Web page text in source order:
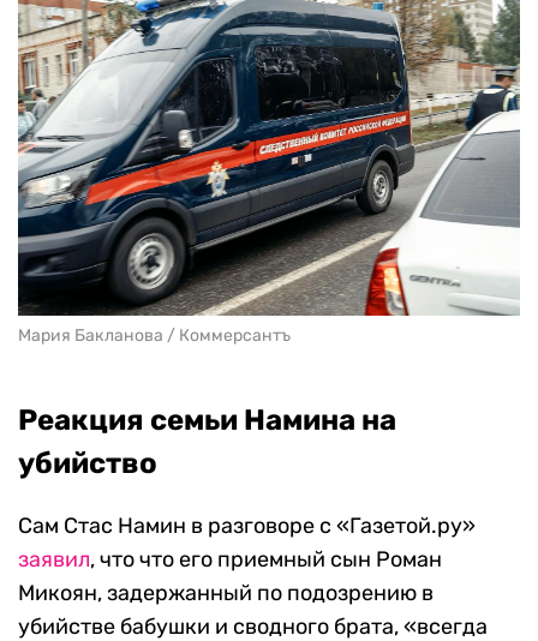
Мария Бакланова / Коммерсантъ
Реакция семьи Намина на
убийство
Сам Стас Намин в разговоре с «Газетой.ру»
заявил, что что его приемный сын Роман
Микоян, задержанный по подозрению в
убийстве бабушки и сводного брата, «всегда